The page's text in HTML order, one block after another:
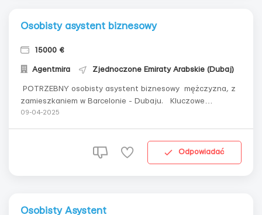
Osobisty asystent biznesowy
15000 €
Agentmira Zjednoczone Emiraty Arabskie (Dubaj)
POTRZEBNY osobisty asystent biznesowy mężczyzna, z
zamieszkaniem w Barcelonie - Dubaju. Kluczowe
wymagania wobec asystenta biznesowegoMężczyzna.
Gotowość do częsty...
09-04-2025
Odpowiadać
Osobisty Asystent